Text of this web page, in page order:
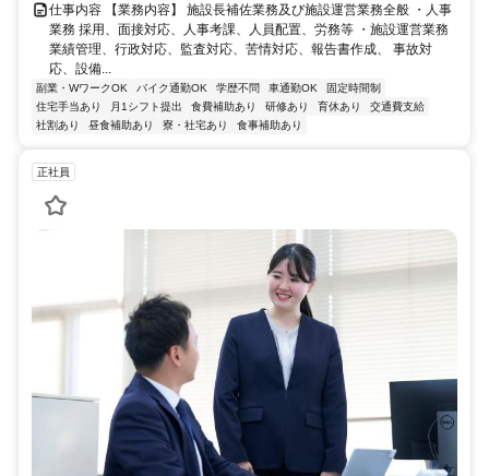
仕事内容 【業務内容】 施設長補佐業務及び施設運営業務全般 ・人事
業務 採用、面接対応、人事考課、人員配置、労務等 ・施設運営業務
業績管理、行政対応、監査対応、苦情対応、報告書作成、 事故対
応、設備...
副業・WワークOK バイク通勤OK 学歴不問 車通勤OK
固定時間制
住宅手当あり
月1シフト提出 食費補助あり 研修あり 育休あり
交通費支給
社割あり
昼食補助あり 寮・社宅あり 食事補助あり
正社員